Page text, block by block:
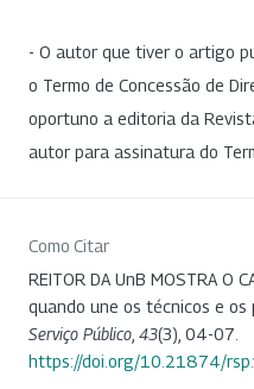
- O autor que tiver o artigo
o Termo de Concessão de
oportuno a editoria da
autor para assinatura do
Como Citar
REITOR DA UnB MOSTRA O
quando une os técnicos e os
Serviço Público 43(3), 04-07.
https://doi.org/10.21874/